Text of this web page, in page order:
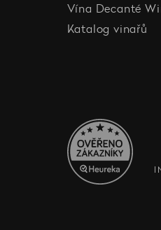
Vína Decanté
Katalog vinařů